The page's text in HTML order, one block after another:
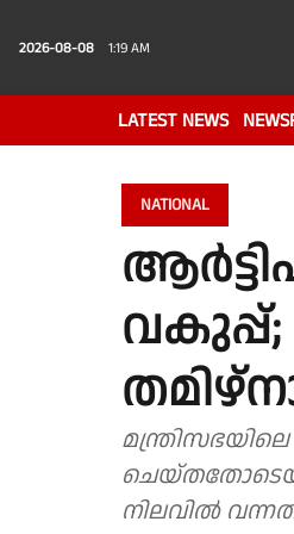
2026-08-08 1:19 AM
LATEST NEWS
NATIONAL
വകുപ്പ്;
നിലവിൽ